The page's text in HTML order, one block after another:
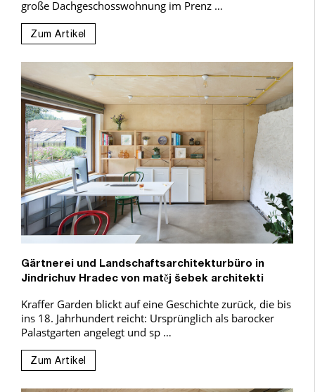
große Dachgeschosswohnung im Prenz …
Zum Artikel
Gärtnerei und Landschaftsarchitekturbüro in
Jindrichuv Hradec von matěj šebek architekti
Kraffer Garden blickt auf eine Geschichte zurück, die bis
ins 18. Jahrhundert reicht: Ursprünglich als barocker
Palastgarten angelegt und sp …
Zum Artikel